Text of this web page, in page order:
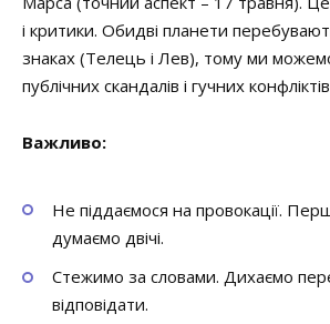
і критики. Обидві планети
знаках (Телець і Лев), тому ми
публічних скандалів і гучних
Важливо:
Не піддаємося на провокації.
думаємо двічі.
Стежимо за словами. Дихаємо
відповідати.